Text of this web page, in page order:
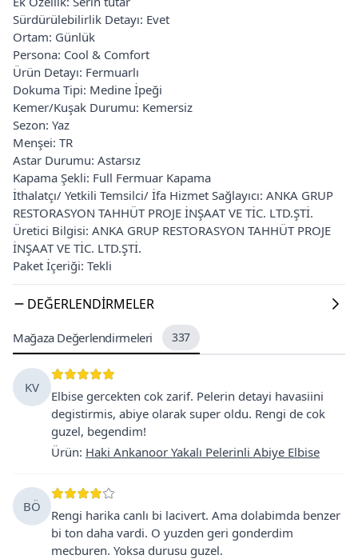
Sürdürülebilirlik Detayı: Evet
Ortam: Günlük
Persona: Cool & Comfort
Ürün Detayı: Fermuarlı
Dokuma Tipi: Medine İpeği
Kemer/Kuşak Durumu: Kemersiz
Sezon: Yaz
Menşei: TR
Astar Durumu: Astarsız
Kapama Şekli: Full Fermuar Kapama
İthalatçı/ Yetkili Temsilci/ İfa Hizmet Sağlayıcı: ANKA GRUP
RESTORASYON TAHHÜT PROJE İNŞAAT VE TİC. LTD.ŞTİ.
Üretici Bilgisi: ANKA GRUP RESTORASYON TAHHÜT PROJE
İNŞAAT VE TİC. LTD.ŞTİ.
Paket İçeriği: Tekli
DEĞERLENDIRMELER
Mağaza Değerlendirmeleri 337
KV
Elbise gercekten cok zarif. Pelerin detayi havasiini
degistirmis, abiye olarak super oldu. Rengi de cok
guzel, begendim!
Ürün: Haki Ankanoor Yakalı Pelerinli Abiye Elbise
BÖ
Rengi harika canlı bi lacivert. Ama dolabimda benzer
bi ton daha vardi. O yuzden geri gonderdim
mecburen. Yoksa durusu guzel.